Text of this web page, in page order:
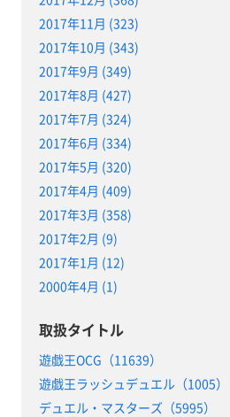
2017年11月 (323)
2017年10月 (343)
2017年9月 (349)
2017年8月 (427)
2017年7月 (324)
2017年6月 (334)
2017年5月 (320)
2017年4月 (409)
2017年3月 (358)
2017年2月 (9)
2017年1月 (12)
2000年4月 (1)
取扱タイトル
遊戯王OCG（11639）
遊戯王ラッシュデュエル（1005）
デュエル・マスターズ（5995）